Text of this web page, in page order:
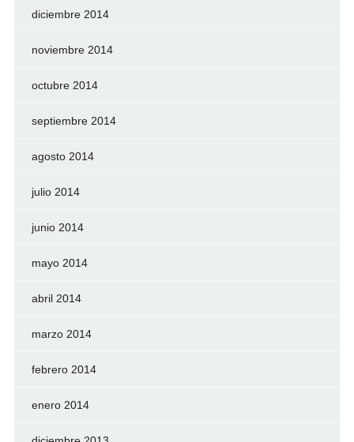
diciembre 2014
noviembre 2014
octubre 2014
septiembre 2014
agosto 2014
julio 2014
junio 2014
mayo 2014
abril 2014
marzo 2014
febrero 2014
enero 2014